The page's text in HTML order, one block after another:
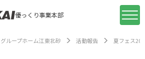
優っくり事業本部
ループホーム江東北砂 活動報告 夏フェス